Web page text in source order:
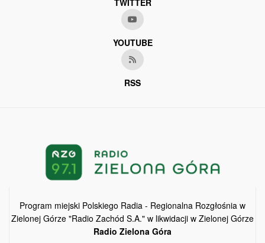
YOUTUBE
RSS
Program miejski Polskiego Radia - Regionalna Rozgłośnia w
Zielonej Górze "Radio Zachód S.A." w likwidacji w Zielonej Górze
Radio Zielona Góra